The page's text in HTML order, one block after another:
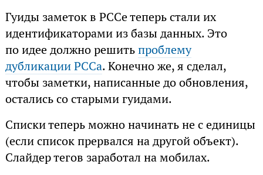
Гуиды заметок в РССе теперь стали их
идентификаторами из базы данных. Это
по идее должно решитьпроблему
дубликации РССа. Конечно же, я сделал,
чтобы заметки, написанные до обновления,
остались со старыми гуидами.
Списки теперь можно начинать не с единицы
(если список прервался на другой объект).
Слайдер тегов заработал на мобилах.